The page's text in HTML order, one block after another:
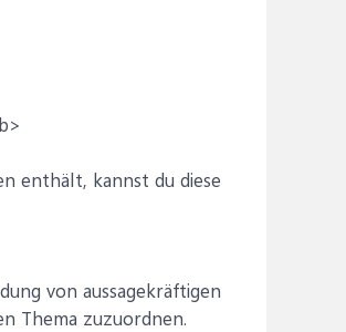
enthält, kannst du diese
von aussagekräftigen
Thema zuzuordnen.